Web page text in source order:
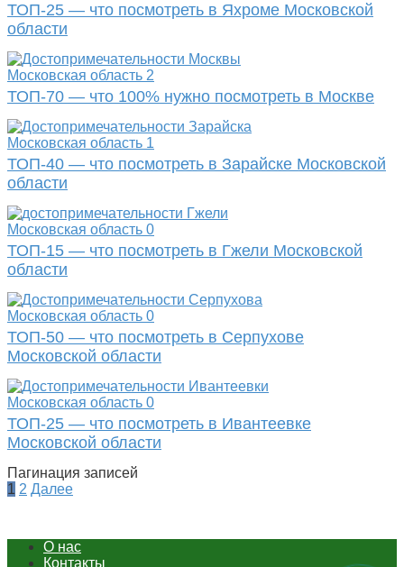
ТОП-25 — что посмотреть в Яхроме Московской
области
Московская область 2
ТОП-70 — что 100% нужно посмотреть в Москве
Московская область 1
ТОП-40 — что посмотреть в Зарайске Московской
области
Московская область 0
ТОП-15 — что посмотреть в Гжели Московской
области
Московская область 0
ТОП-50 — что посмотреть в Серпухове
Московской области
Московская область 0
ТОП-25 — что посмотреть в Ивантеевке
Московской области
Пагинация записей
1 2 Далее
О нас
Контакты